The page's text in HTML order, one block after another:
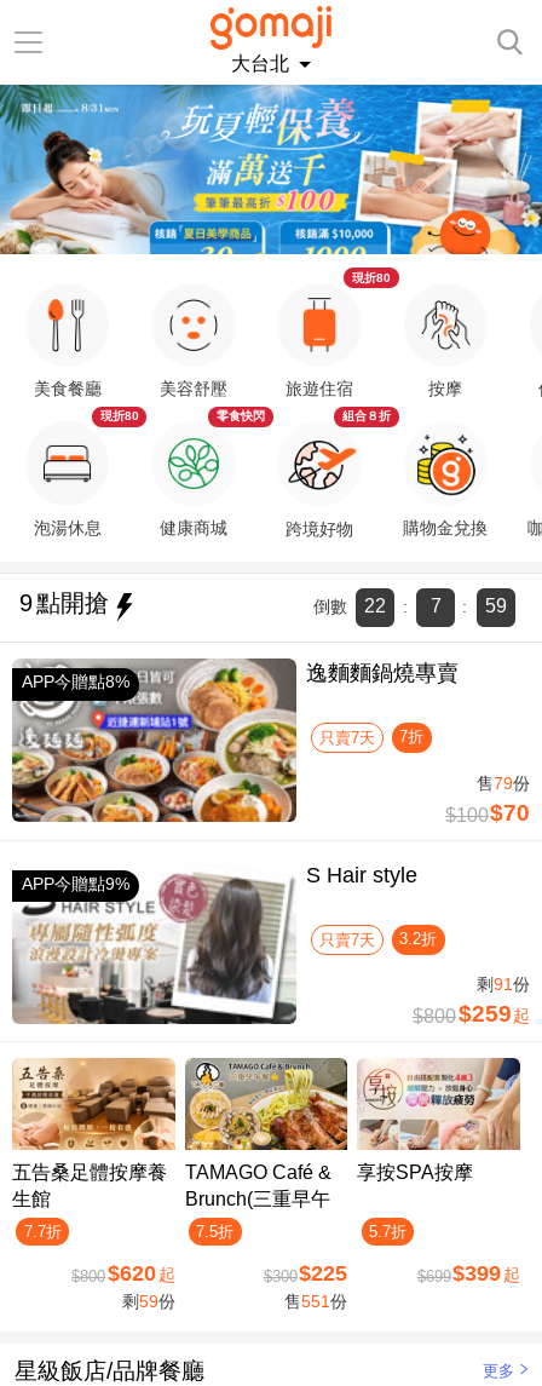
大台北
美食餐廳
泡湯休息
現折80
美容舒壓
健康商城
零食快閃
旅遊住宿
現折80
跨境好物
組合８折
按摩
購物金兌換
9點開搶 倒數 22 : 7 : 58
APP今贈點8% 逸麵麵鍋燒專賣
只賣7天 7折
售79份
$100$70
APP今贈點9% S Hair style
只賣7天 3.2折
剩91份
$800$259 起
五告桑足體按摩養
生館
7.7折
$800$620 起
剩59份
TAMAGO Café &
Brunch(三重早午
餐)
7.5折
$300$225
售551份
享按SPA按摩
5.7折
$699$399 起
星級飯店/品牌餐廳 更多